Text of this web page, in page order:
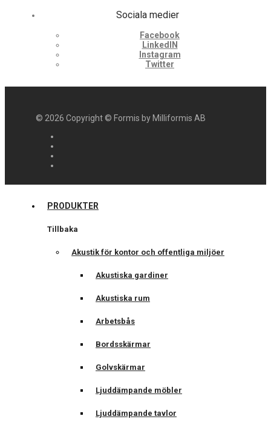
Sociala medier
Facebook
LinkedIN
Instagram
Twitter
© 2026 Copyright © Formis by Milliformis AB
PRODUKTER
Tillbaka
Akustik för kontor och offentliga miljöer
Akustiska gardiner
Akustiska rum
Arbetsbås
Bordsskärmar
Golvskärmar
Ljuddämpande möbler
Ljuddämpande tavlor